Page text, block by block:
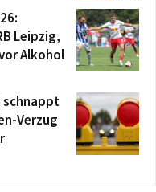
Leipzig,
Alkohol
schnappt
Verzug